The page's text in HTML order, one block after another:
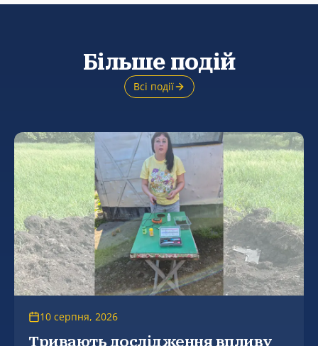
Більше подій
Всі події
10 серпня, 2026
Тривають дослідження впливу